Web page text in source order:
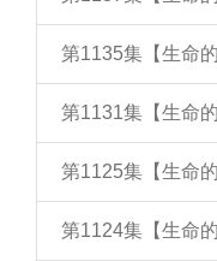
第1135集【生命
第1131集【生命
第1125集【生命
第1124集【生命